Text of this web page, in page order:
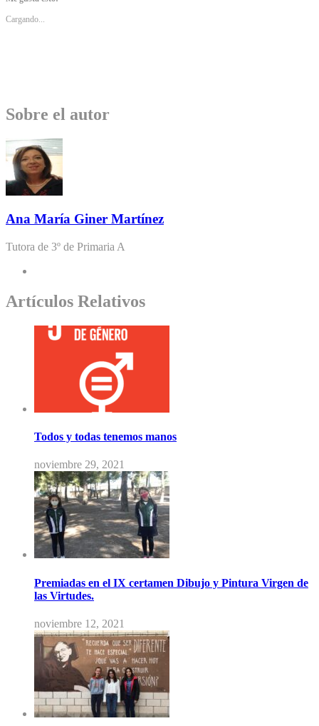
Cargando...
Sobre el autor
Ana María Giner Martínez
Tutora de 3º de Primaria A
Artículos Relativos
Todos y todas tenemos manos
noviembre 29, 2021
Premiadas en el IX certamen Dibujo y Pintura Virgen de
las Virtudes.
noviembre 12, 2021